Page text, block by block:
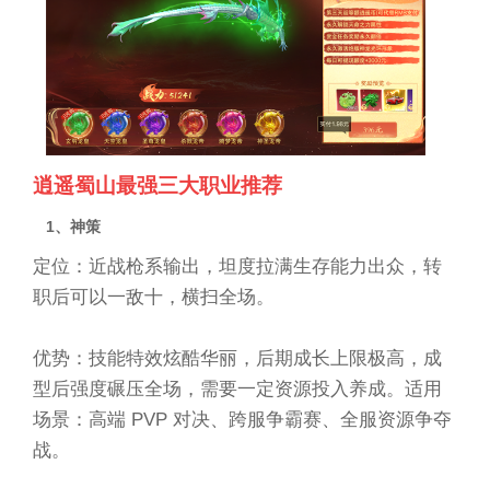
逍遥蜀山最强三大职业推荐
1、神策
定位：近战枪系输出，坦度拉满生存能力出众，转
职后可以一敌十，横扫全场。
优势：技能特效炫酷华丽，后期成长上限极高，成
型后强度碾压全场，需要一定资源投入养成。适用
场景：高端 PVP 对决、跨服争霸赛、全服资源争夺
战。